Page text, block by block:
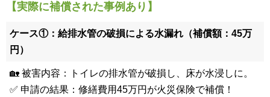
【実際に補償された事例あり】
ケース①：給排水管の破損による水漏れ（補償額：45万
円）
🏡 被害内容：トイレの排水管が破損し、床が水浸しに。
✅ 申請の結果：修繕費用45万円が火災保険で補償！